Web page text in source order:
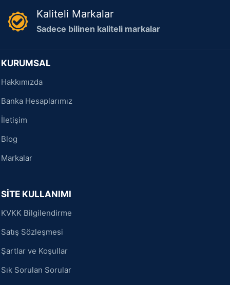
Kaliteli Markalar
Sadece bilinen kaliteli markalar
KURUMSAL
Hakkımızda
Banka Hesaplarımız
İletişim
Blog
Markalar
SİTE KULLANIMI
KVKK Bilgilendirme
Satış Sözleşmesi
Şartlar ve Koşullar
Sık Sorulan Sorular